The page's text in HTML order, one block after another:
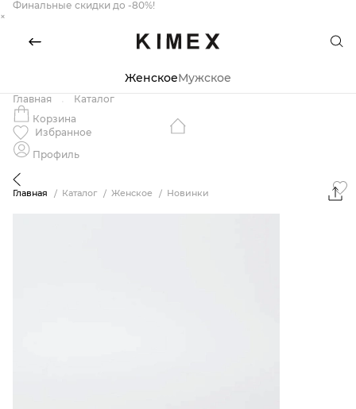
Финальные скидки до -80%!
×
ЖенскоеМужское
Главная
Каталог
Корзина
Избранное
Профиль
Главная Каталог Женское Новинки